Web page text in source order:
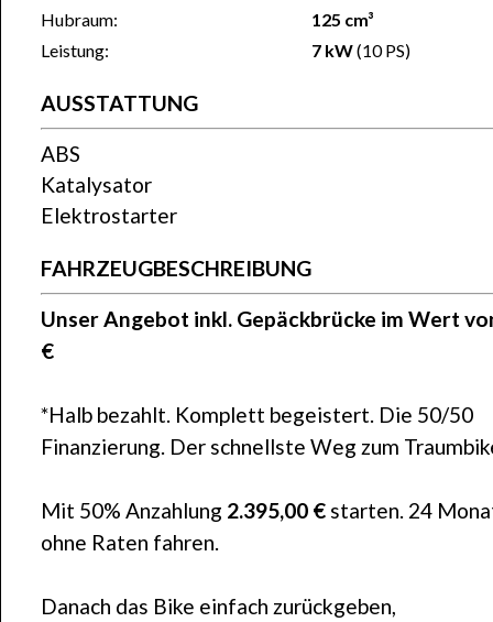
Hubraum:
125 cm³
Leistung:
7 kW(10 PS)
AUSSTATTUNG
ABS
Katalysator
Elektrostarter
FAHRZEUGBESCHREIBUNG
Unser Angebot inkl. Gepäckbrücke im Wert
€
*Halb bezahlt. Komplett begeistert. Die 50/50
Finanzierung. Der schnellste Weg zum
Mit 50% Anzahlung 2.395,00 € starten. 24
ohne Raten fahren.
Danach das Bike einfach zurückgeben,